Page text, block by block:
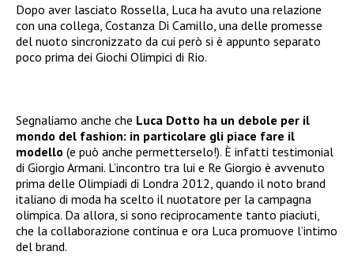
Dopo aver lasciato Rossella, Luca ha avuto una relazione
con una collega, Costanza Di Camillo, una delle promesse
del nuoto sincronizzato da cui però si è appunto separato
poco prima dei Giochi Olimpici di Rio.
Segnaliamo anche che Luca Dotto ha un debole per il
mondo del fashion: in particolare gli piace fare il
modello (e può anche permetterselo!). È infatti testimonial
di Giorgio Armani. L’incontro tra lui e Re Giorgio è avvenuto
prima delle Olimpiadi di Londra 2012, quando il noto brand
italiano di moda ha scelto il nuotatore per la campagna
olimpica. Da allora, si sono reciprocamente tanto piaciuti,
che la collaborazione continua e ora Luca promuove l’intimo
del brand.